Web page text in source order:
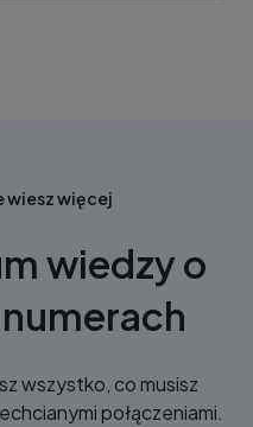
wiesz więcej
wiedzy o
wszystko, co musisz
połączeniami.